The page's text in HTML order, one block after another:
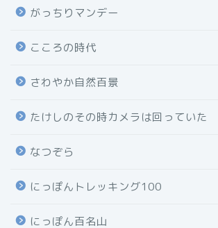
がっちりマンデー
こころの時代
さわやか自然百景
たけしのその時カメラは回っていた
なつぞら
にっぽんトレッキング100
にっぽん百名山